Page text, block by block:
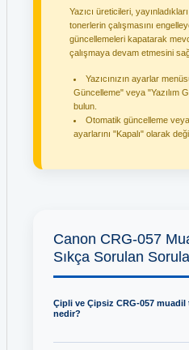
Yazıcı üreticileri,
tonerlerin çalışmasını
güncellemeleri kapatarak
çalışmaya devam etmesini
Yazıcınızın ayarlar
Güncelleme" veya "Yazılım
bulun.
Otomatik güncelleme
ayarlarını "Kapalı" olarak
Canon CRG-057
Sıkça Sorulan
Çipli ve Çipsiz CRG-057 muadil
nedir?